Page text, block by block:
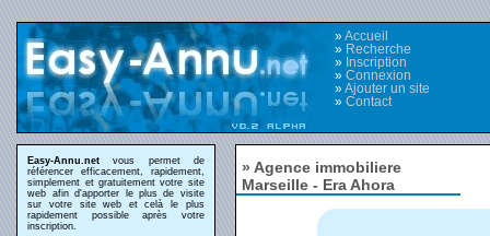
»Accueil
» Recherche
» Inscription
» Connexion
»Ajouter un site
» Contact
Easy-Annu.net vous permet de
référencer efficacement, rapidement,
simplement et gratuitement votre site
web afin d'apporter le plus de visite
sur votre site web et celà le plus
rapidement possible après votre
inscription.
» Agence immobiliere
Marseille - Era Ahora